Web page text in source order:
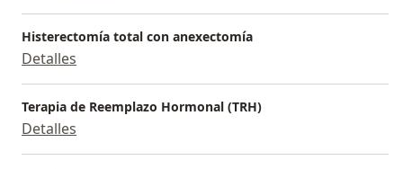
Histerectomía total con anexectomía
Detalles
Terapia de Reemplazo Hormonal (TRH)
Detalles